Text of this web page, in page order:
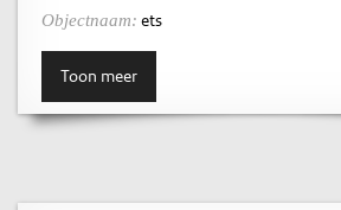
Objectnaam: ets
Toon meer